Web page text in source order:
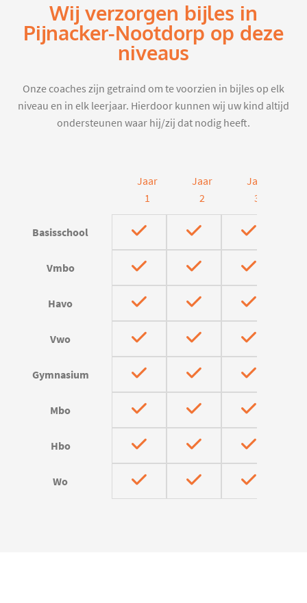
Wij verzorgen bijles in
Pijnacker-Nootdorp op deze
niveaus
Onze coaches zijn getraind om te voorzien in bijles op elk
niveau en in elk leerjaar. Hierdoor kunnen wij uw kind altijd
ondersteunen waar hij/zij dat nodig heeft.
Jaar
1
Jaar
2
Jaar
3
Basisschool
Vmbo
Havo
Vwo
Gymnasium
Mbo
Hbo
Wo